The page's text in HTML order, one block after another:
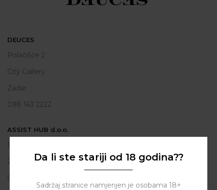
DEUCES
Polačišće 2
City Gallery
Zadar
098 163 2222
ASSIST HUB d.o.o.
Put vrljuge 13
23206 Sukošan
OIB: 80250945864
Da li ste stariji od 18 godina??
Sadržaj stranice namjenjen je osobama 18+